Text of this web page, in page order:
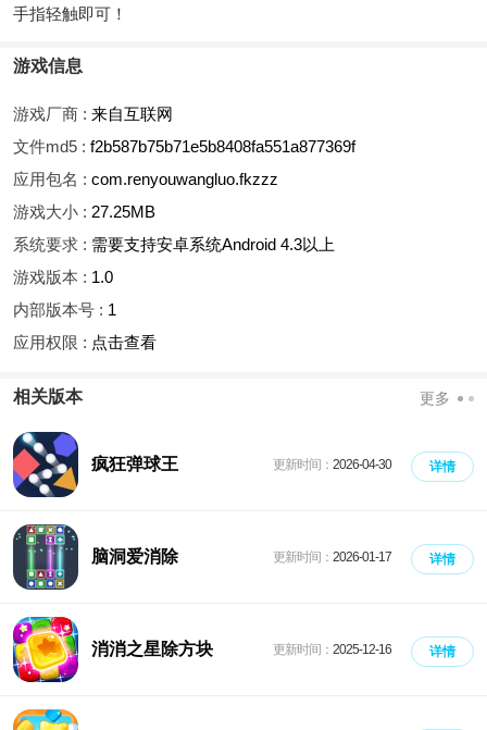
手指轻触即可！
游戏信息
游戏厂商 : 来自互联网
文件md5 : f2b587b75b71e5b8408fa551a877369f
应用包名 : com.renyouwangluo.fkzzz
游戏大小 : 27.25MB
系统要求 : 需要支持安卓系统Android 4.3以上
游戏版本 : 1.0
内部版本号 : 1
应用权限 : 点击查看
相关版本 更多
疯狂弹球王 更新时间： 2026-04-30 详情
脑洞爱消除 更新时间： 2026-01-17 详情
消消之星除方块 更新时间： 2025-12-16 详情